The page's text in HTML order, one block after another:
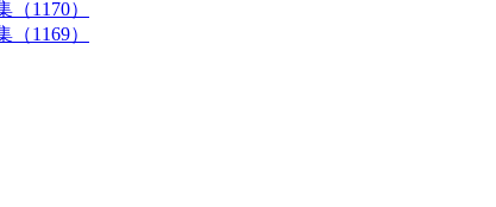
1170）
1169）